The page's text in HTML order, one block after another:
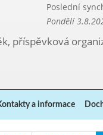
Poslední
Pondělí
příspěvková
a informace